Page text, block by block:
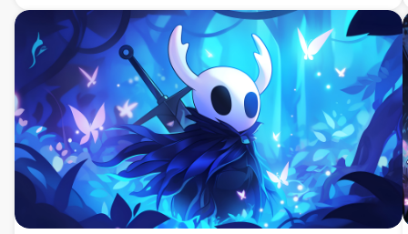
அழகியல் கவர்ச்சியை வழங்குகிறது.